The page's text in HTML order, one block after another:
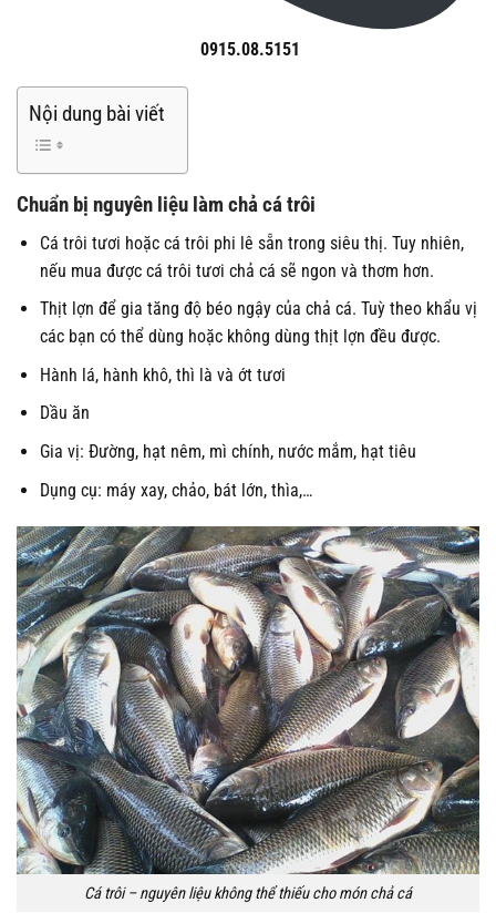
0915.08.5151
Nội dung bài viết
Chuẩn bị nguyên liệu làm chả cá trôi
Cá trôi tươi hoặc cá trôi phi lê sẵn trong siêu thị. Tuy nhiên,
nếu mua được cá trôi tươi chả cá sẽ ngon và thơm hơn.
Thịt lợn để gia tăng độ béo ngậy của chả cá. Tuỳ theo khẩu vị
các bạn có thể dùng hoặc không dùng thịt lợn đều được.
Hành lá, hành khô, thì là và ớt tươi
Dầu ăn
Gia vị: Đường, hạt nêm, mì chính, nước mắm, hạt tiêu
Dụng cụ: máy xay, chảo, bát lớn, thìa,…
Cá trôi – nguyên liệu không thể thiếu cho món chả cá